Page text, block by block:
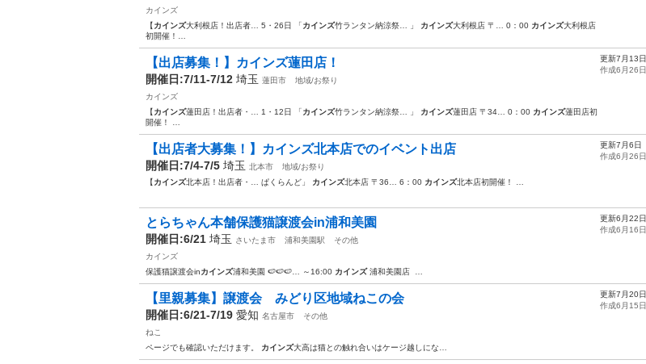
カインズ
【カインズ大利根店！出店者… 5・26日 「カインズ竹ランタン納涼祭… 」 カインズ大利根店 〒… 0：00 カインズ大利根店
初開催！…
【出店募集！】カインズ蓮田店！
開催日:7/11-7/12 埼玉 蓮田市
地域/お祭り
カインズ
【カインズ蓮田店！出店者・… 1・12日 「カインズ竹ランタン納涼祭… 」 カインズ蓮田店 〒34… 0：00 カインズ蓮田店初
開催！ …
更新7月13日
作成6月26日
【出店者大募集！】カインズ北本店でのイベント出店
開催日:7/4-7/5 埼玉 北本市
地域/お祭り
【カインズ北本店！出店者・… ぱくらんど」 カインズ北本店 〒36… 6：00 カインズ北本店初開催！ …
更新7月6日
作成6月26日
とらちゃん本舗保護猫譲渡会in浦和美園
開催日:6/21 埼玉 さいたま市 浦和美園駅
その他
カインズ
保護猫譲渡会inカインズ浦和美園 🍉🍉🍉… ～16:00 カインズ浦和美園店 …
更新6月22日
作成6月16日
【里親募集】譲渡会 みどり区地域ねこの会
開催日:6/21-7/19 愛知 名古屋市
その他
ねこ
ページでも確認いただけます。 カインズ大高は猫との触れ合いはケージ越しにな…
更新7月20日
作成6月15日